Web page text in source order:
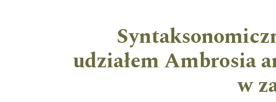
udziałem Ambrosia
w